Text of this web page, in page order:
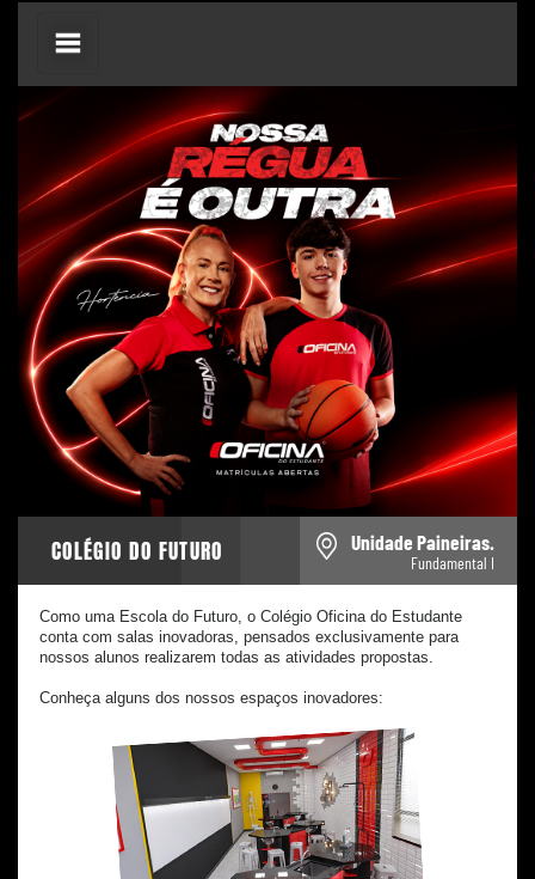
COLÉGIO DO FUTURO Unidade Paineiras.
Fundamental I
Como uma Escola do Futuro, o Colégio Oficina do Estudante
conta com salas inovadoras, pensados exclusivamente para
nossos alunos realizarem todas as atividades propostas.
Conheça alguns dos nossos espaços inovadores: